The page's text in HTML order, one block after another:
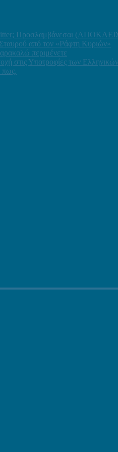
Προσλαμβάνεσαι
από τον «Ράφτη Κυριών»
περιμένετε
στις Υποτροφίες των
πως.